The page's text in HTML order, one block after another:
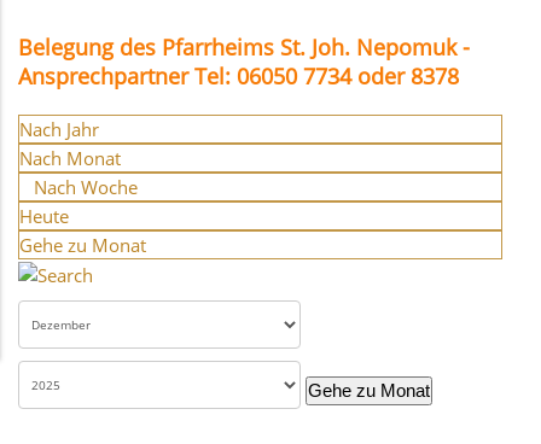
Belegung des Pfarrheims St. Joh. Nepomuk -
Ansprechpartner Tel: 06050 7734 oder 8378
Nach Jahr
Nach Monat
Nach Woche
Heute
Gehe zu Monat
Gehe zu Monat